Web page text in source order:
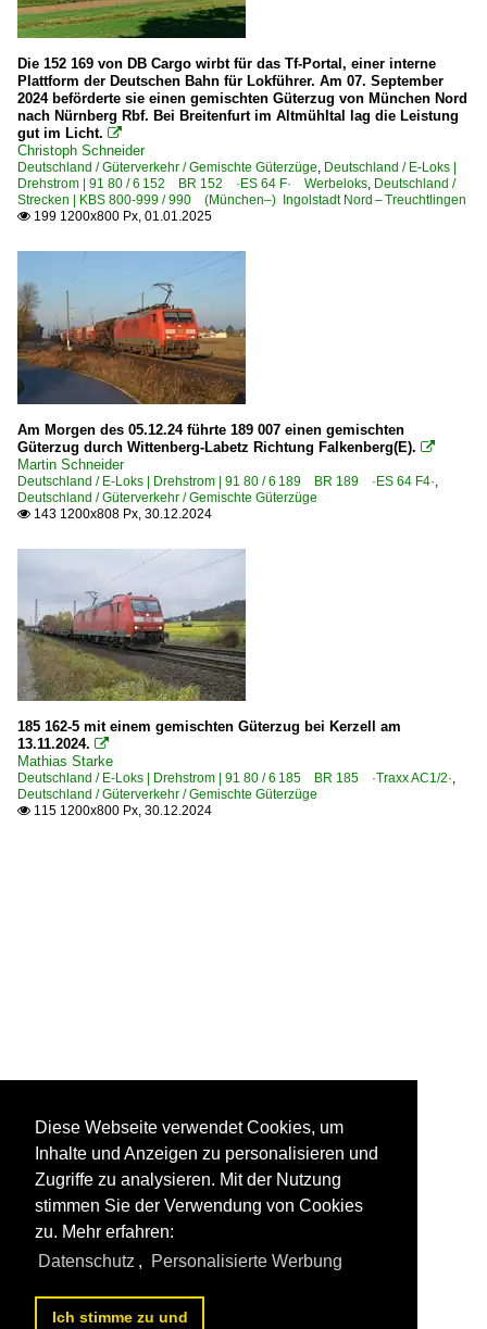
Die 152 169 von DB Cargo wirbt für das Tf-Portal, einer interne
Plattform der Deutschen Bahn für Lokführer. Am 07. September
2024 beförderte sie einen gemischten Güterzug von München Nord
nach Nürnberg Rbf. Bei Breitenfurt im Altmühltal lag die Leistung
gut im Licht. 
Christoph Schneider
Deutschland / Güterverkehr / Gemischte Güterzüge, Deutschland / E-Loks |
Drehstrom | 91 80 / 6 152 BR 152 ·ES 64 F· Werbeloks, Deutschland /
Strecken | KBS 800-999 / 990 (München–) Ingolstadt Nord – Treuchtlingen
 199 1200x800 Px, 01.01.2025
Am Morgen des 05.12.24 führte 189 007 einen gemischten
Güterzug durch Wittenberg-Labetz Richtung Falkenberg(E). 
Martin Schneider
Deutschland / E-Loks | Drehstrom | 91 80 / 6 189 BR 189 ·ES 64 F4·,
Deutschland / Güterverkehr / Gemischte Güterzüge
 143 1200x808 Px, 30.12.2024
185 162-5 mit einem gemischten Güterzug bei Kerzell am
13.11.2024. 
Mathias Starke
Deutschland / E-Loks | Drehstrom | 91 80 / 6 185 BR 185 ·Traxx AC1/2·,
Deutschland / Güterverkehr / Gemischte Güterzüge
 115 1200x800 Px, 30.12.2024
Diese Webseite verwendet Cookies, um
Inhalte und Anzeigen zu personalisieren und
Zugriffe zu analysieren. Mit der Nutzung
stimmen Sie der Verwendung von Cookies
zu. Mehr erfahren:
Datenschutz , Personalisierte Werbung
Ich stimme zu und